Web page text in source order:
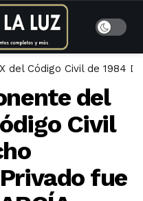
del Código Civil de 1984
del
Civil
fue